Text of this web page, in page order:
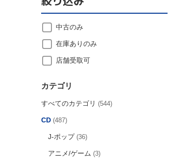
中古のみ
在庫ありのみ
店舗受取可
カテゴリ
すべてのカテゴリ (544)
CD (487)
J-ポップ (36)
アニメ/ゲーム (3)